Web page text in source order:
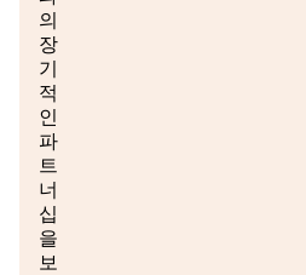
의
장
기
적
인
파
트
너
십
을
보